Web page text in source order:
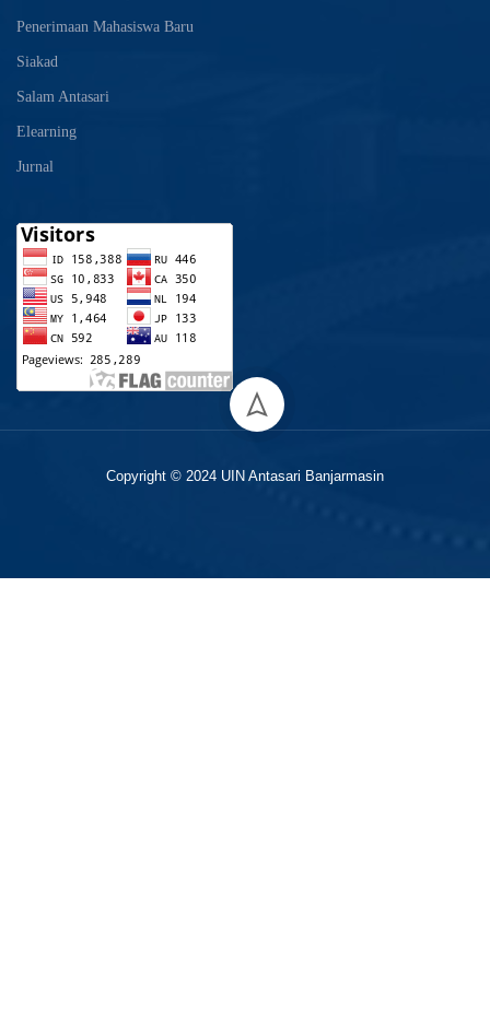
Penerimaan Mahasiswa Baru
Siakad
Salam Antasari
Elearning
Jurnal
Copyright © 2024 UIN Antasari Banjarmasin